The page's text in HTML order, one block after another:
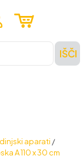
IŠČI
aparati /
A 110 x 30 cm